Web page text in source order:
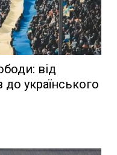
від
до українського